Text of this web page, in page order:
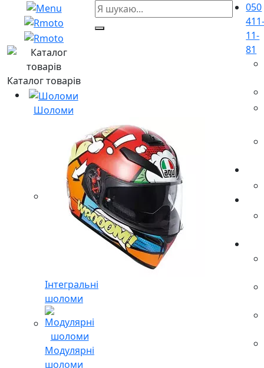
Каталог товарів
Шоломи
Інтегральні
шоломи
Модулярні
шоломи
050
11-
81